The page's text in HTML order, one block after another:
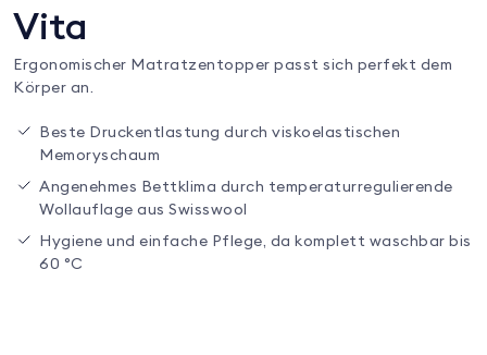
Vita
Ergonomischer Matratzentopper passt sich perfekt dem
Körper an.
Beste Druckentlastung durch viskoelastischen
Memoryschaum
Angenehmes Bettklima durch temperaturregulierende
Wollauflage aus Swisswool
Hygiene und einfache Pflege, da komplett waschbar bis
60 °C